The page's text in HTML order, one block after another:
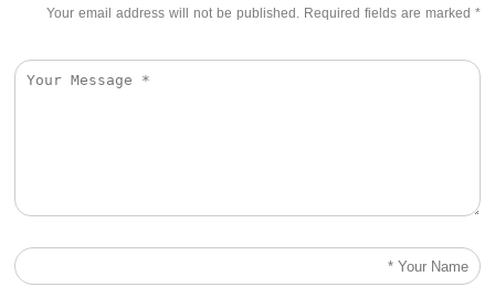
Your email address will not be published. Required fields are marked *